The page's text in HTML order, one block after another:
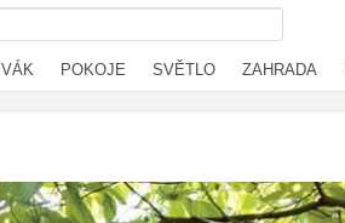
POKOJE SVĚTLO ZAHRADA